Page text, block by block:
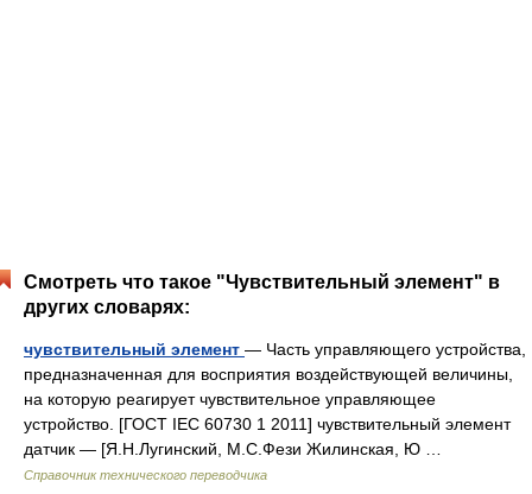
Смотреть что такое "Чувствительный элемент" в
других словарях:
чувствительный элемент — Часть управляющего устройства,
предназначенная для восприятия воздействующей величины,
на которую реагирует чувствительное управляющее
устройство. [ГОСТ IЕС 60730 1 2011] чувствительный элемент
датчик — [Я.Н.Лугинский, М.С.Фези Жилинская, Ю …
Справочник технического переводчика